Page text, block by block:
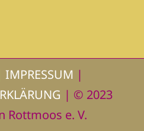
IMPRESSUM |
| © 2023
Rottmoos e. V.